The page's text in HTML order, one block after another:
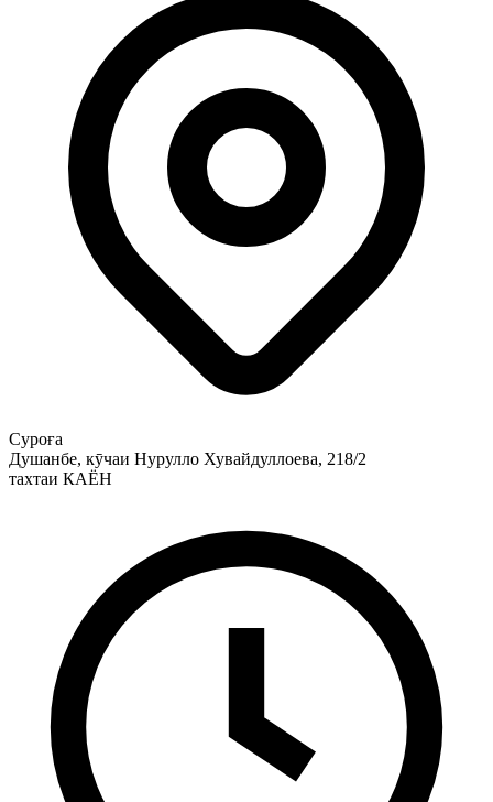
Суроға
Душанбе, кӯчаи Нурулло Хувайдуллоева, 218/2
тахтаи КАЁН